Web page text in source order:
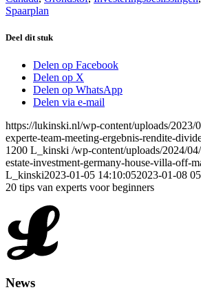
Spaarplan
Deel dit stuk
Delen op Facebook
Delen op X
Delen op WhatsApp
Delen via e-mail
https://lukinski.nl/wp-content/uploads/2023/
experte-team-meeting-ergebnis-rendite-
1200 L_kinski /wp-content/uploads/2024/
estate-investment-germany-house-villa-off-
L_kinski2023-01-05 14:10:052023-01-08
20 tips van experts voor beginners
News